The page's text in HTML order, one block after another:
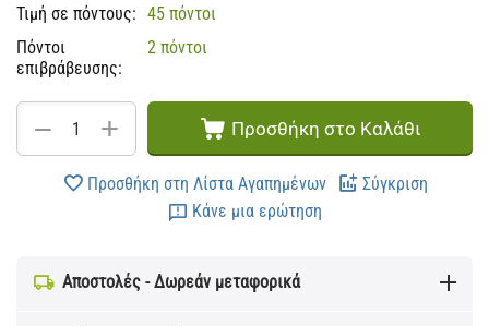
Τιμή σε πόντους: 45 πόντοι
Πόντοι
επιβράβευσης:
2 πόντοι
+
− Προσθήκη στο Καλάθι
Προσθήκη στη Λίστα Αγαπημένων
Σύγκριση
Κάνε μια ερώτηση
Αποστολές - Δωρεάν μεταφορικά